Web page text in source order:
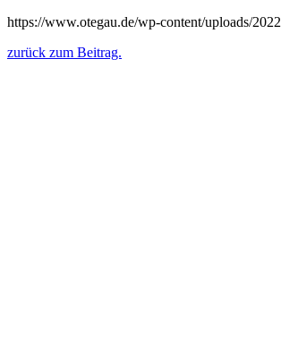
https://www.otegau.de/wp-content/uploads/
zurück zum Beitrag.